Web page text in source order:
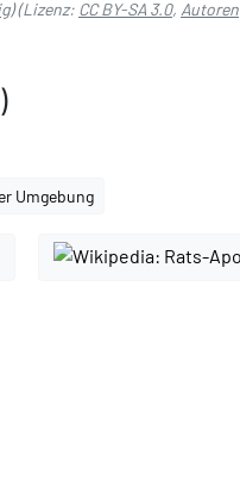
(Lizenz: CC BY-SA 3.0, Autoren
Umgebung